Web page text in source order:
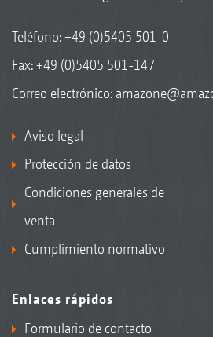
Teléfono:+49 (0)5405 501-0
Fax: +49 (0)5405 501-147
Correo electrónico:
Aviso legal
Protección de datos
Condiciones generales de
venta
Cumplimiento normativo
Enlaces rápidos
Formulario de contacto